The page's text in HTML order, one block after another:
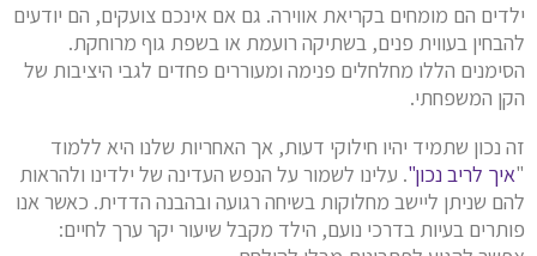
ילדים הם מומחים בקריאת אווירה. גם אם אינכם צועקים, הם יודעים
להבחין בעווית פנים, בשתיקה רועמת או בשפת גוף מרוחקת.
הסימנים הללו מחלחלים פנימה ומעוררים פחדים לגבי היציבות של
הקן המשפחתי.
זה נכון שתמיד יהיו חילוקי דעות, אך האחריות שלנו היא ללמוד
"איך לריב נכון". עלינו לשמור על הנפש העדינה של ילדינו ולהראות
להם שניתן ליישב מחלוקות בשיחה רגועה ובהבנה הדדית. כאשר אנו
פותרים בעיות בדרכי נועם, הילד מקבל שיעור יקר ערך לחיים: